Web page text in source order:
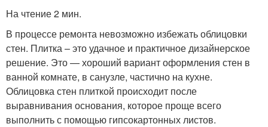
На чтение 2 мин.
В процессе ремонта невозможно избежать облицовки
стен. Плитка – это удачное и практичное дизайнерское
решение. Это — хороший вариант оформления стен в
ванной комнате, в санузле, частично на кухне.
Облицовка стен плиткой происходит после
выравнивания основания, которое проще всего
выполнить с помощью гипсокартонных листов.